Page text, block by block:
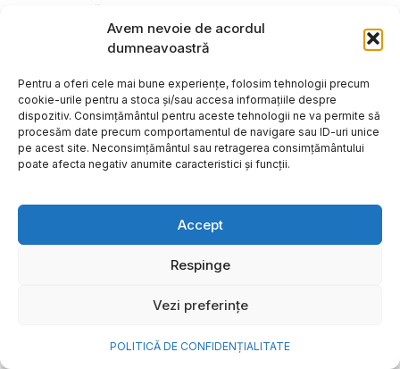
Avem nevoie de acordul
dumneavoastră
Pentru a oferi cele mai bune experiențe, folosim tehnologii precum
cookie-urile pentru a stoca și/sau accesa informațiile despre
dispozitiv. Consimțământul pentru aceste tehnologii ne va permite să
procesăm date precum comportamentul de navigare sau ID-uri unice
pe acest site. Neconsimțământul sau retragerea consimțământului
poate afecta negativ anumite caracteristici și funcții.
Accept
Respinge
Vezi preferințe
POLITICĂ DE CONFIDENȚIALITATE
specifică Italiei. Printr-o serie de...
Gabriel Barliga
Cum transformi cele mai